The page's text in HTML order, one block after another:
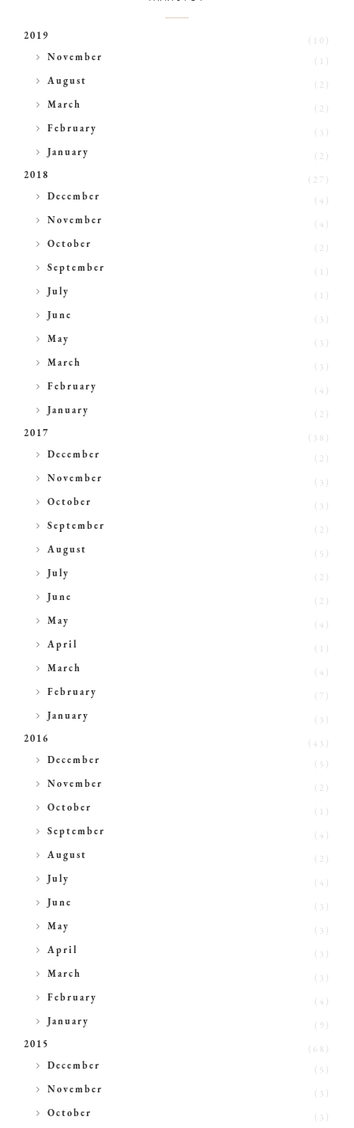
2019
►
November
►
August
(2)
►
March
(2)
►
February
(3)
►
January
(2)
2018
(27)
►
December
(4)
►
November
(4)
►
October
(2)
►
September
►
July
►
June
(3)
►
May
(3)
►
March
(3)
►
February
(4)
►
January
(2)
2017
(38)
►
December
(2)
►
November
(3)
►
October
(3)
►
September
(2)
►
August
(5)
►
July
(2)
►
June
(2)
►
May
(4)
►
April
►
March
(4)
►
February
►
January
(3)
2016
(43)
►
December
(5)
►
November
(2)
►
October
►
September
(4)
►
August
(2)
►
July
(4)
►
June
(3)
►
May
(3)
►
April
(3)
►
March
(3)
►
February
(4)
►
January
(9)
2015
(68)
►
December
(5)
►
November
(3)
►
October
(3)